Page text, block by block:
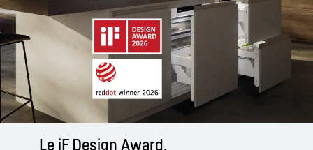
Le iF Design Award.